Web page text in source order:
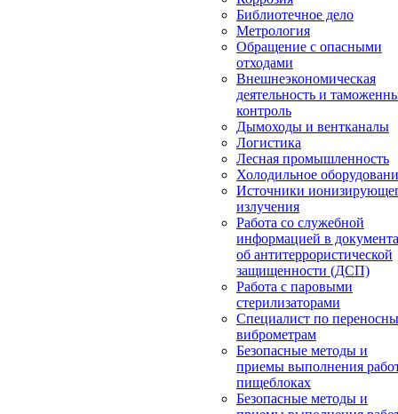
Библиотечное дело
Метрология
Обращение с опасными
отходами
Внешнеэкономическая
деятельность и
контроль
Дымоходы и вентканалы
Логистика
Лесная промышленность
Холодильное
Источники
излучения
Работа со служебной
информацией в
об антитеррористической
защищенности (ДСП)
Работа с паровыми
стерилизаторами
Специалист по
виброметрам
Безопасные методы и
приемы выполнения
пищеблоках
Безопасные методы и